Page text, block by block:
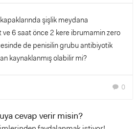
şişlik meydana
6 saat önce 2 kere ibrumamin zero
de penisilin grubu antibiyotik
kaynaklanmış olabilir mi?
chat 0
cevap verir misin?